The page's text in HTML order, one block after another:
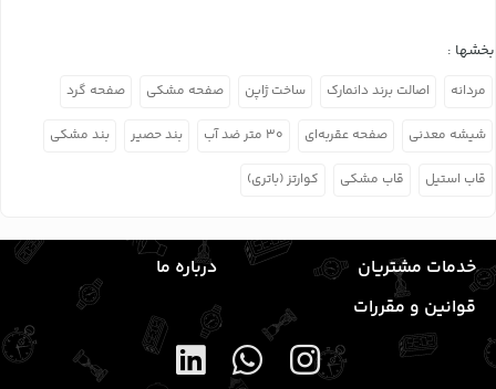
بخشها :
مردانه اصالت برند دانمارک ساخت ژاپن صفحه مشکی صفحه گرد
شیشه معدنی صفحه عقربه‌ای ۳۰ متر ضد آب بند حصیر بند مشکی
قاب استیل قاب مشکی کوارتز (باتری)
خدمات مشتریان
درباره ما
قوانین و مقررات